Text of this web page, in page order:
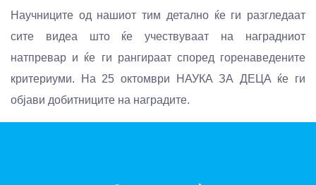
Научниците од нашиот тим детално ќе ги разгледаат
сите видеа што ќе учествуваат на наградниот
натпревар и ќе ги рангираат според горенаведените
критериуми. На 25 октомври НАУКА ЗА ДЕЦА ќе ги
објави добитниците на наградите.